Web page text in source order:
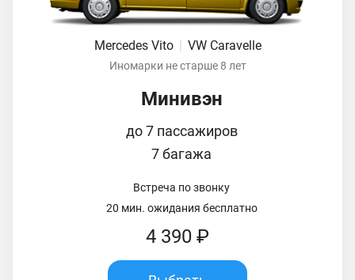
Mercedes Vito VW Caravelle
Иномарки не старше 8 лет
Минивэн
до 7 пассажиров
7 багажа
Встреча по звонку
20 мин. ожидания бесплатно
4 390 ₽